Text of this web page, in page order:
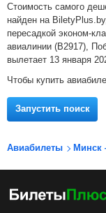
Стоимость самого
найден на
пересадкой эконом-
авиалинии (B2917),
вылетает 13 января
Чтобы купить
Запустить поиск
Авиабилеты Минск